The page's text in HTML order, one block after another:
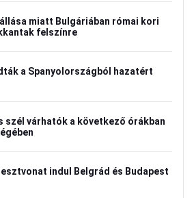
miatt Bulgáriában római kori
felszínre
a Spanyolországból hazatért
szél várhatók a következő órákban
indul Belgrád és Budapest